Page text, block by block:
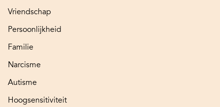
Vriendschap
Persoonlijkheid
Familie
Narcisme
Autisme
Hoogsensitiviteit